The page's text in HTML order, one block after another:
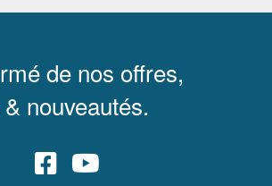
de nos offres,
nouveautés.